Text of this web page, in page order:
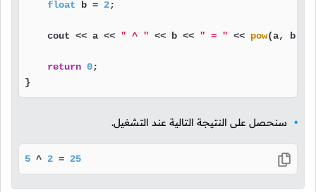
float b = 2;
    cout << a <<
" ^ " << b << " = " << pow(a, b);
return 0;
}
سنحصل على النتيجة التالية عند التشغيل.
5 ^ 2 = 25